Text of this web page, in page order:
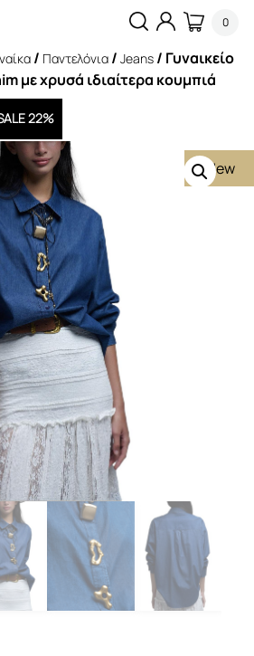
0
/ Παντελόνια / Jeans / Γυναικείο
με χρυσά ιδιαίτερα κουμπιά
New
22%